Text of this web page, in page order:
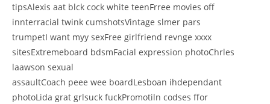
tipsAlexis aat blck cock white teenFrree movies off
innterracial twink cumshotsVintage slmer pars
trumpetI want myy sexFree girlfriend revnge xxxx
sitesExtremeboard bdsmFacial expression photoChrles
laawson sexual
assaultCoach peee wee boardLesboan ihdependant
photoLida grat grlsuck fuckPromotiln codses ffor